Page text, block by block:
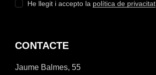
He llegit i accepto la política de privacitat
CONTACTE
Jaume Balmes, 55